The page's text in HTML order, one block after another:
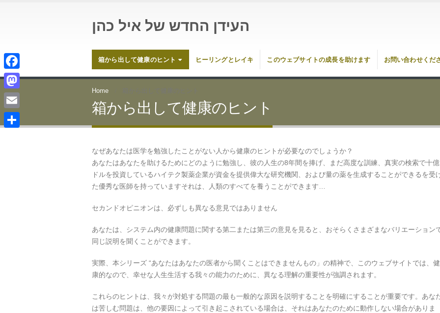
העידן החדש של איל כהן
箱から出して健康のヒント ヒーリングとレイキ このウェブサイトの成長を助けます お問い合わせくだ
Home 箱から出して健康のヒント
箱から出して健康のヒント
なぜあなたは医学を勉強したことがない人から健康のヒントが必要なのでしょうか？
あなたはあなたを助けるためにどのように勉強し、彼の人生の8年間を捧げ、まだ高度な訓練、真実の検索で十億
ドルを投資しているハイテク製薬企業が資金を提供偉大な研究機関、および量の薬を生成することができるを受
た優秀な医師を持っていますそれは、人類のすべてを養うことができます…
セカンドオピニオンは、必ずしも異なる意見ではありません
あなたは、システム内の健康問題に関する第二または第三の意見を見ると、おそらくさまざまなバリエーション
同じ説明を聞くことができます。
実際、本シリーズ “あなたはあなたの医者から聞くことはできませんもの」の精神で、このウェブサイトでは、健
康的なので、幸せな人生生活する我々の能力のために、異なる理解の重要性が強調されます。
これらのヒントは、我々が対処する問題の最も一般的な原因を説明することを明確にすることが重要です。あな
は苦しむ問題は、他の要因によって引き起こされている場合は、それはあなたのために動作しない場合がありま
Facebook
Mastodon
Email